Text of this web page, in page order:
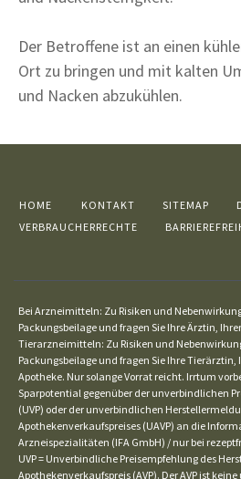
Der Betroffene ist an einen
Ort zu bringen und mit kalten
und Nacken abzukühlen.
HOME KONTAKT SITEMAP
VERBRAUCHERRECHTE
Bei Arzneimitteln: Zu Risiken und
Packungsbeilage und fragen Sie Ihre Ärztin,
Tierarzneimitteln: Zu Risiken und
Packungsbeilage und fragen Sie Ihre
Apotheke. Nur solange Vorrat reicht. Irrtum
Sparpotential gegenüber der unverbindlichen
(UVP) oder der unverbindlichen
Apothekenverkaufspreises (UAVP) an die
Arzneispezialitäten (IFA GmbH) / nur bei
UVP = Unverbindliche Preisempfehlung des
Apothekenverkaufspreis (AVP). Der AVP ist